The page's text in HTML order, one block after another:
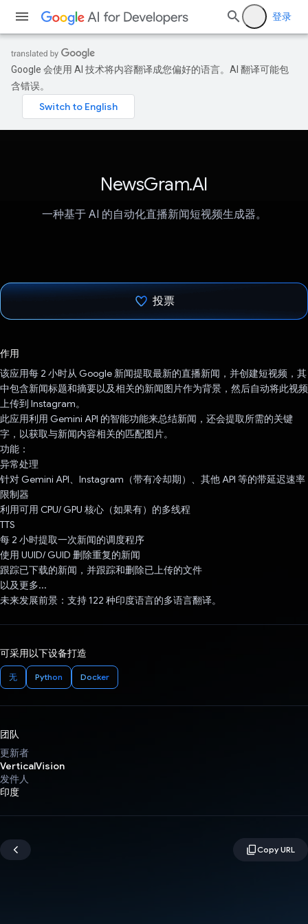
登录
Google 会使用 AI 技术将内容翻译成您偏好的语言。AI 翻译可能包
含错误。
NewsGram.AI
一种基于 AI 的自动化直播新闻短视频生成器。
投票
作用
该应用每 2 小时从 Google 新闻提取最新的直播新闻，并创建短视频，其
中包含新闻标题和摘要以及相关的新闻图片作为背景，然后自动将此视频
上传到 Instagram。
此应用利用 Gemini API 的智能功能来总结新闻，还会提取所需的关键
字，以获取与新闻内容相关的匹配图片。
功能：
异常处理
针对 Gemini API、Instagram（带有冷却期）、其他 API 等的带延迟速率
限制器
利用可用 CPU/ GPU 核心（如果有）的多线程
TTS
每 2 小时提取一次新闻的调度程序
使用 UUID/ GUID 删除重复的新闻
跟踪已下载的新闻，并跟踪和删除已上传的文件
以及更多...
未来发展前景：支持 122 种印度语言的多语言翻译。
可采用以下设备打造
无 Python Docker
团队
更新者
VerticalVision
发件人
印度